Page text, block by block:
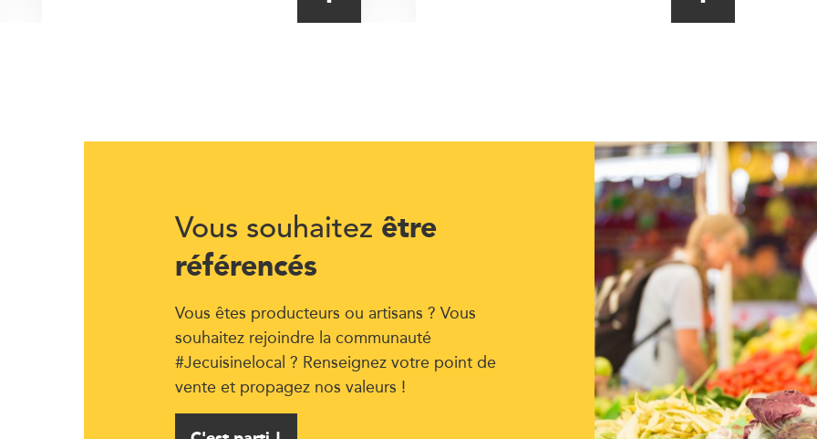
Vous souhaitez être
référencés
Vous êtes producteurs ou artisans ? Vous
souhaitez rejoindre la communauté
#Jecuisinelocal ? Renseignez votre point de
vente et propagez nos valeurs !